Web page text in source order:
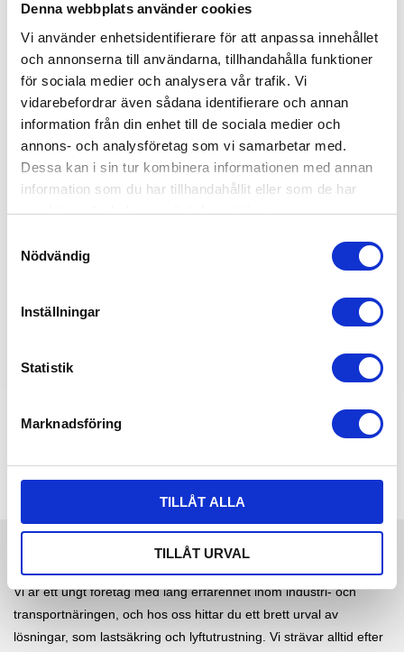
Denna webbplats använder cookies
Vi använder enhetsidentifierare för att anpassa innehållet
och annonserna till användarna, tillhandahålla funktioner
för sociala medier och analysera vår trafik. Vi
vidarebefordrar även sådana identifierare och annan
information från din enhet till de sociala medier och
annons- och analysföretag som vi samarbetar med.
Dessa kan i sin tur kombinera informationen med annan
information som du har tillhandahållit eller som de har
samlat in när du har använt deras tjänster.
Nödvändig
Inställningar
Statistik
Marknadsföring
TILLÅT ALLA
TILLÅT URVAL
Vi är ett ungt företag med lång erfarenhet inom industri- och
transportnäringen, och hos oss hittar du ett brett urval av
lösningar, som lastsäkring och lyftutrustning. Vi strävar alltid efter